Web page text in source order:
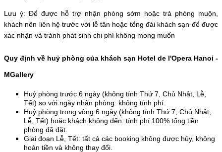
Lưu ý: Để được hỗ trợ nhận phòng sớm hoặc trả phòng muộn,
khách nên liên hệ trước với lễ tân hoặc tổng đài khách sạn để được
xác nhận và tránh phát sinh chi phí không mong muốn
Quy định về huỷ phòng của khách sạn Hotel de l'Opera Hanoi -
MGallery
Huỷ phòng trước 6 ngày (không tính Thứ 7, Chủ Nhật, Lễ,
Tết) so với ngày nhận phòng: không tính phí.
Huỷ phòng trong vòng 6 ngày (không tính Thứ 7, Chủ Nhật,
Lễ, Tết) hoặc khách không đến: tính phí 100% tổng tiền
phòng đã đặt.
Giai đoạn Lễ, Tết: tất cả các booking không được hủy, không
hoàn tiền và không thay đổi.